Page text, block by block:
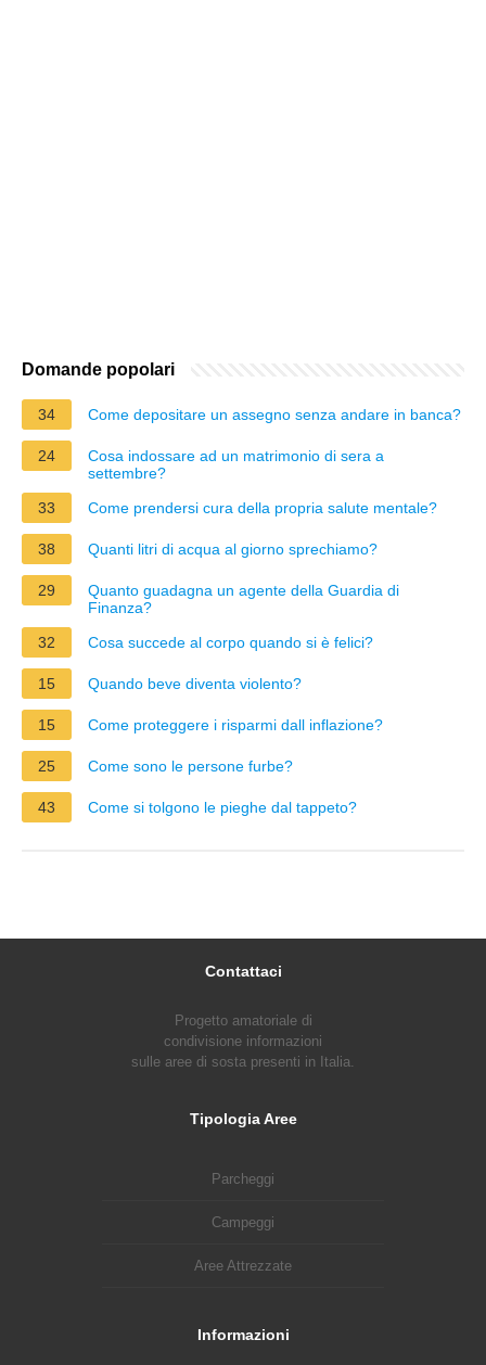
Domande popolari
34 Come depositare un assegno senza andare in banca?
24
Cosa indossare ad un matrimonio di sera a
settembre?
33
Come prendersi cura della propria salute mentale?
38 Quanti litri di acqua al giorno sprechiamo?
29
Quanto guadagna un agente della Guardia di
Finanza?
32
Cosa succede al corpo quando si è felici?
15 Quando beve diventa violento?
15 Come proteggere i risparmi dall inflazione?
25 Come sono le persone furbe?
43 Come si tolgono le pieghe dal tappeto?
Contattaci
Progetto amatoriale di
condivisione informazioni
sulle aree di sosta presenti in Italia.
Tipologia Aree
Parcheggi
Campeggi
Aree Attrezzate
Informazioni